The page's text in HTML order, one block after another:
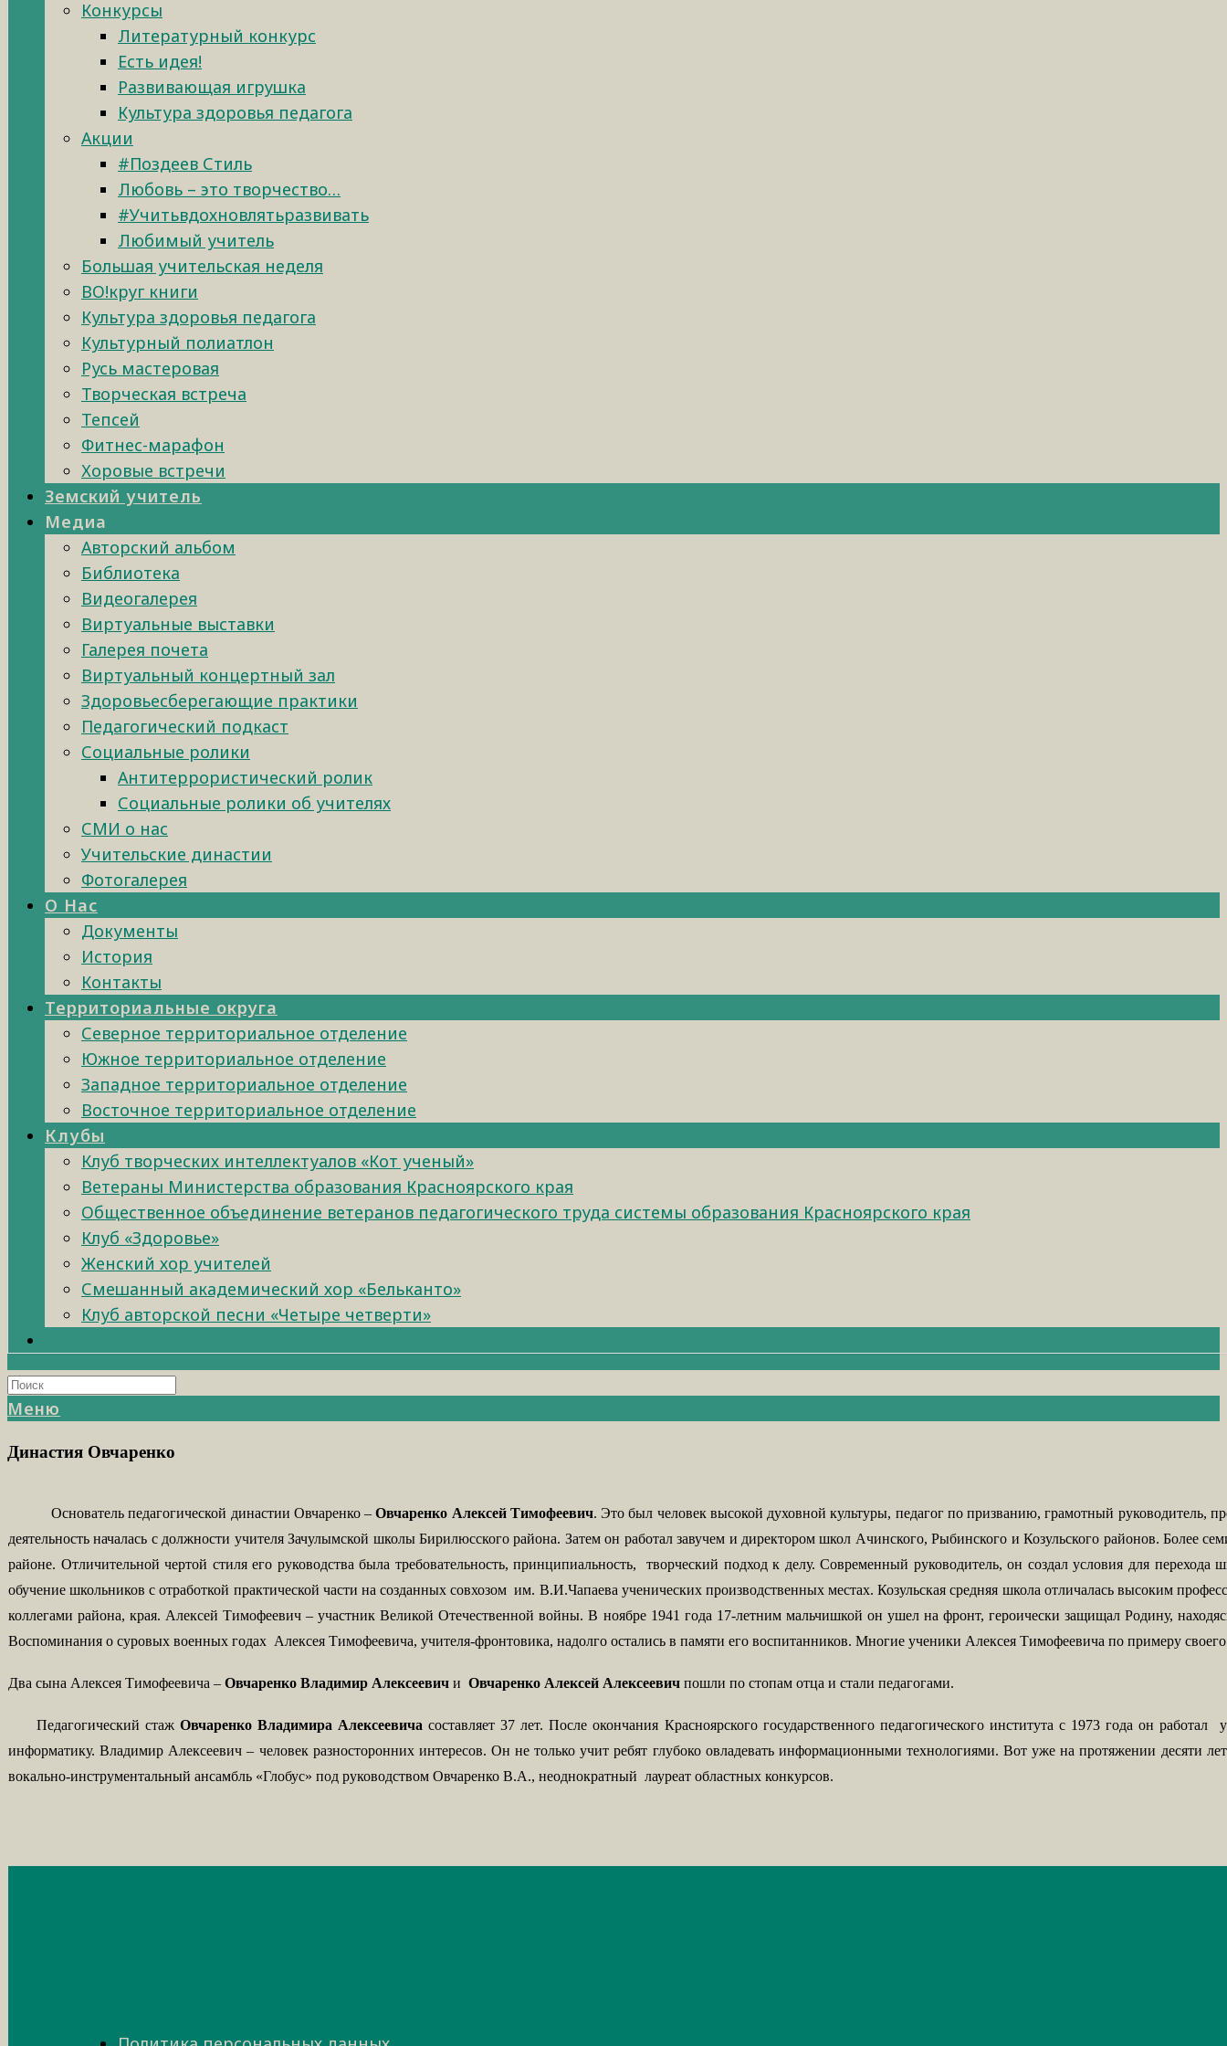
Конкурсы
Литературный конкурс
Есть идея!
Развивающая игрушка
Культура здоровья педагога
Акции
#Поздеев Стиль
Любовь – это творчество…
#Учитьвдохновлятьразвивать
Любимый учитель
Большая учительская неделя
ВО!круг книги
Культура здоровья педагога
Культурный полиатлон
Русь мастеровая
Творческая встреча
Тепсей
Фитнес-марафон
Хоровые встречи
Земский учитель
Медиа
Авторский альбом
Библиотека
Видеогалерея
Виртуальные выставки
Галерея почета
Виртуальный концертный зал
Здоровьесберегающие практики
Педагогический подкаст
Социальные ролики
Антитеррористический ролик
Социальные ролики об учителях
СМИ о нас
Учительские династии
Фотогалерея
О Нас
Документы
История
Контакты
Территориальные округа
Северное территориальное отделение
Южное территориальное отделение
Западное территориальное отделение
Восточное территориальное отделение
Клубы
Клуб творческих интеллектуалов «Кот ученый»
Ветераны Министерства образования Красноярского края
Общественное объединение ветеранов педагогического труда системы образования Красноярского края
Клуб «Здоровье»
Женский хор учителей
Смешанный академический хор «Бельканто»
Клуб авторской песни «Четыре четверти»
Меню
Династия Овчаренко
Основатель педагогической династии Овчаренко –Овчаренко Алексей Тимофеевич. Это был человек высокой духовной культуры, педагог по призванию, грамотный руководитель,
деятельность началась с должности учителя Зачулымской школы Бирилюсского района. Затем он работал завучем и директором школ Ачинского, Рыбинского и Козульского районов. Более
районе. Отличительной чертой стиля его руководства была требовательность, принципиальность,
творческий подход к делу.Современный руководитель, он создал условия для
обучение школьников с отработкой практической части на созданных совхозом им. В.И.Чапаева ученических производственных местах. Козульская средняя школа отличалась высоким
коллегами района, края. Алексей Тимофеевич – участник Великой Отечественной войны. В ноябре 1941 года 17-летним мальчишкой он ушел на фронт, героически защищал Родину,
Воспоминания о суровых военных годах Алексея Тимофеевича, учителя-фронтовика, надолго остались в памяти его воспитанников. Многие ученики Алексея Тимофеевича по примеру
Два сына Алексея Тимофеевича – Овчаренко Владимир Алексеевич и Овчаренко Алексей Алексеевич пошли по стопам отца и стали педагогами.
Педагогический стаж Овчаренко Владимира Алексеевича составляет 37 лет. После окончания Красноярского государственного педагогического института с 1973 года он работал
информатику.Владимир Алексеевич – человек разносторонних интересов. Он не только учит ребят глубоко овладевать информационными технологиями. Вот уже на протяжении десяти
вокально-инструментальный ансамбль «Глобус» под руководством Овчаренко В.А., неоднократный лауреат областных конкурсов.